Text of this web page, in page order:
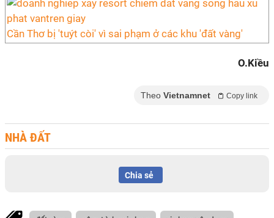
Cần Thơ bị 'tuýt còi' vì sai phạm ở các khu 'đất vàng'
O.Kiều
Theo Vietnamnet Copy link
NHÀ ĐẤT
Chia sẻ